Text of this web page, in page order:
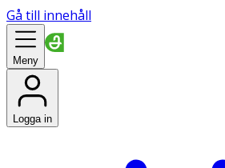
Gå till innehåll
Meny
Logga in